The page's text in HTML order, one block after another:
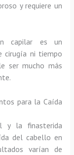
y requiere un
capilar es un
cirugía ni tiempo
ser mucho más
para la Caída
y la finasterida
del cabello en
varían de